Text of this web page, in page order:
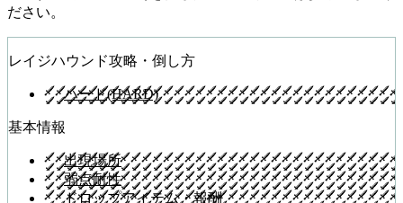
ださい。
レイジハウンド攻略・倒し方
ハード(HARD)
基本情報
出現場所
弱点耐性
ドロップアイテム・報酬